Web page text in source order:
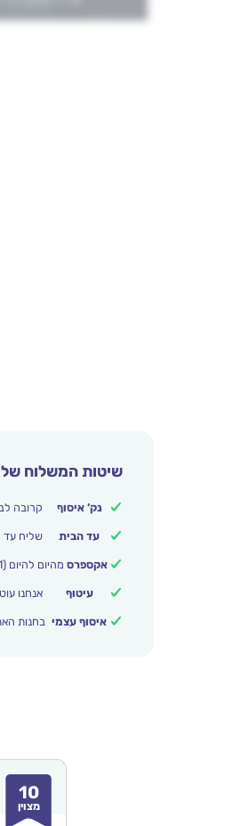
שיטות המשלוח
נק’ איסוף קרובה לביתך (6-9 ימי עסקים) – 16 ₪.
עד הבית שליח עד הבית (3-5 ימי עסקים) – 24 ₪.
אקספרס מהיום להיום (0-1 ימי עסקים) – 37 ₪.
עיטוף אנחנו
איסוף עצמי בחנות
10
מצוין